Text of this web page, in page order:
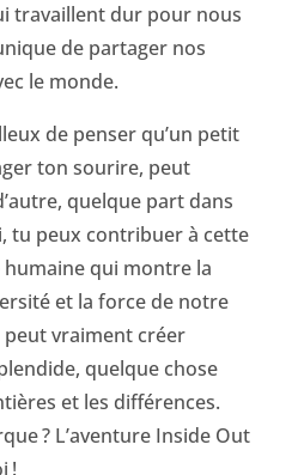
travaillent dur pour nous
de partager nos
le monde.
de penser qu’un petit
ton sourire, peut
quelque part dans
tu peux contribuer à cette
qui montre la
et la force de notre
peut vraiment créer
quelque chose
et les différences.
? L’aventure Inside Out
!